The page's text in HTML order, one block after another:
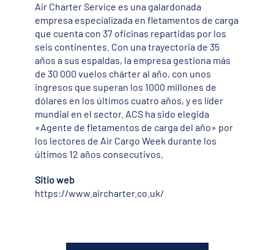
Air Charter Service es una galardonada
empresa especializada en fletamentos de carga
que cuenta con 37 oficinas repartidas por los
seis continentes. Con una trayectoria de 35
años a sus espaldas, la empresa gestiona más
de 30 000 vuelos chárter al año, con unos
ingresos que superan los 1000 millones de
dólares en los últimos cuatro años, y es líder
mundial en el sector. ACS ha sido elegida
«Agente de fletamentos de carga del año» por
los lectores de Air Cargo Week durante los
últimos 12 años consecutivos.
Sitio web
https://www.aircharter.co.uk/